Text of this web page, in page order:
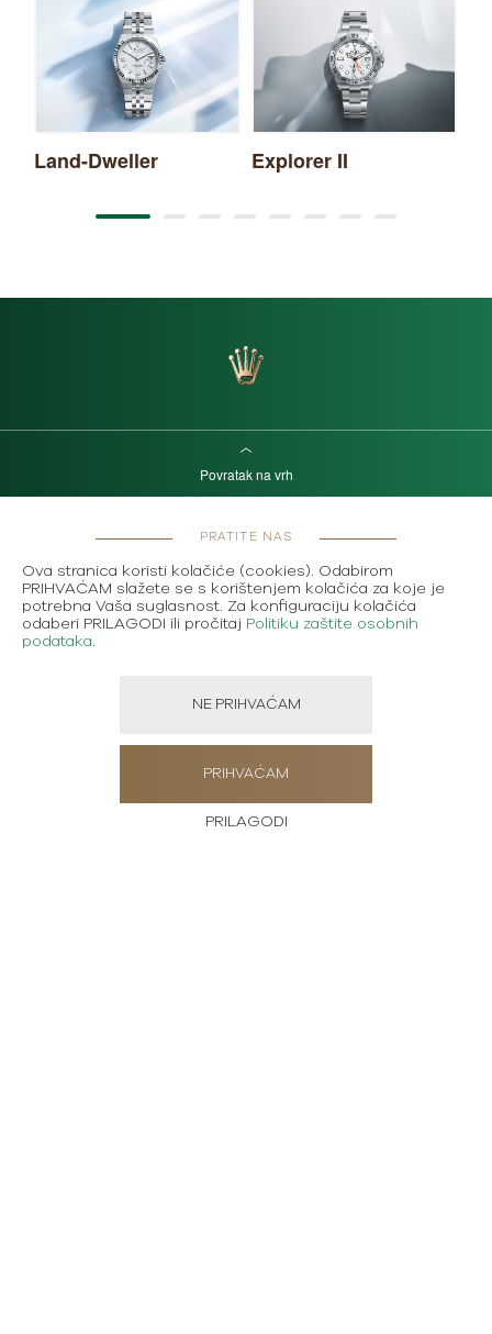
Land-Dweller Explorer II
Povratak na vrh
PRATITE NAS
Ova stranica koristi kolačiće (cookies). Odabirom
PRIHVAĆAM slažete se s korištenjem kolačića za koje je
potrebna Vaša suglasnost. Za konfiguraciju kolačića
odaberi PRILAGODI ili pročitaj Politiku zaštite osobnih
podataka.
PRILAGODI
NE PRIHVAĆAM
PRIHVAĆAM